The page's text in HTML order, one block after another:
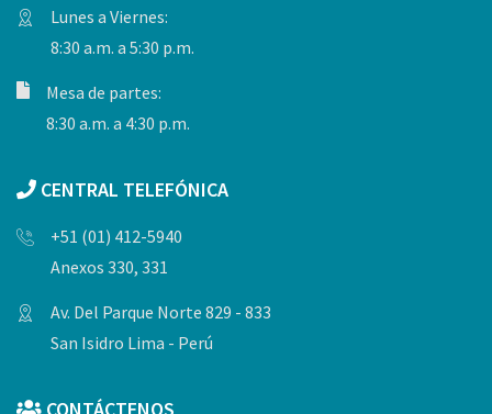
Lunes a Viernes:
8:30 a.m. a 5:30 p.m.
Mesa de partes:
8:30 a.m. a 4:30 p.m.
CENTRAL TELEFÓNICA
+51 (01) 412-5940
Anexos 330, 331
Av. Del Parque Norte 829 - 833
San Isidro Lima - Perú